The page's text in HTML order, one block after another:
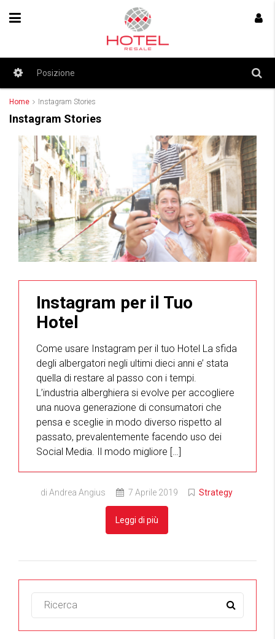
Home Instagram Stories
Instagram Stories
Instagram per il Tuo
Hotel
Come usare Instagram per il tuo Hotel La sfida
degli albergatori negli ultimi dieci anni e’ stata
quella di restare al passo con i tempi.
L’industria alberghiera si evolve per accogliere
una nuova generazione di consumatori che
pensa e sceglie in modo diverso rispetto al
passato, prevalentemente facendo uso dei
Social Media. Il modo migliore […]
di Andrea Angius 7 Aprile 2019 Strategy
Leggi di più